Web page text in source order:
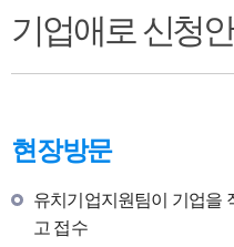
기업애로 신청
현장방문
유치기업지원팀이 기업을
고 접수